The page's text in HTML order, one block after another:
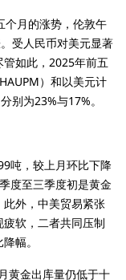
个月的涨势，伦敦午
受人民币对美元显著
如此，2025年前五
）和以美元计
别为23%与17%。
吨，较上月环比下降
度至三季度初是黄金
外，中美贸易紧张
软，二者共同压制
幅。
黄金出库量仍低于十